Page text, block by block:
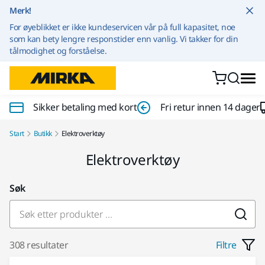
Merk!
For øyeblikket er ikke kundeservicen vår på full kapasitet, noe
som kan bety lengre responstider enn vanlig. Vi takker for din
tålmodighet og forståelse.
Sikker betaling med kort Fri retur innen 14 dager
Start Butikk Elektroverktøy
Elektroverktøy
Søk
308 resultater Filtre